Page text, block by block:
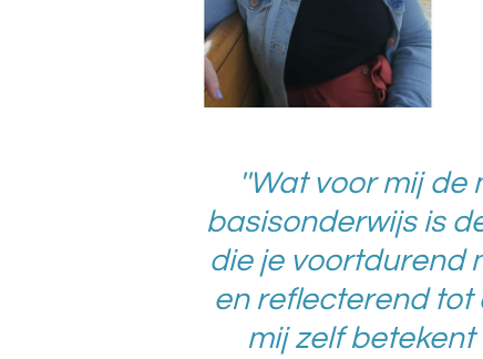
''Wat voor mij
basisonderwijs is
die je voortdurend
en reflecterend tot
mij zelf